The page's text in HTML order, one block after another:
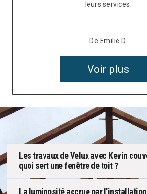
leurs services.
De Emilie D.
Voir plus
Les travaux de Velux avec Kevin
quoi sert une fenêtre de toit ?
La luminosité accrue par